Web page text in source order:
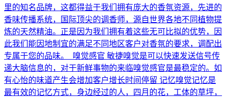
里的知名品牌，这都得益于我们拥有庞大的香氛资源，先进的
香味传播系统，国际顶尖的调香师，源自世界各地不同植物提
炼的天然精油。正是因为我们拥有着这些无可比拟的优势，因
此我们能因地制宜的满足不同地区客户对香氛的要求，调配出
专属于您的品味。 嗅觉感官 敏捷嗅觉是可以快速发送信号传
递大脑信息的，对于新鲜事物的来临嗅觉感官是最稳定的。如
有心怡的味道产生会增加客户增长时间停留 记忆嗅觉记忆是
最有效的记忆方式，身边经过的人，四月的花，工体的草坪，